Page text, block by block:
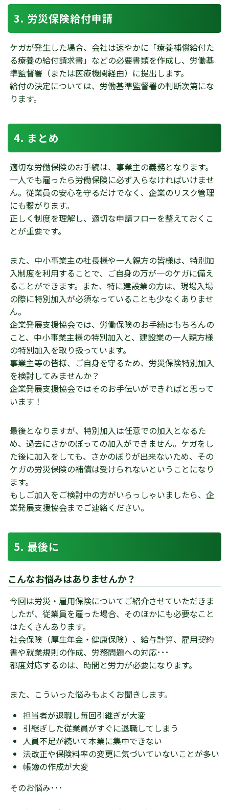
労災保険給付申請
ケガが発生した場合、会社は速やかに「療養補償給付た
る療養の給付請求書」などの必要書類を作成し、労働基
準監督署（または医療機関経由）に提出します。
給付の決定については、労働基準監督署の判断次第にな
ります。
まとめ
適切な労働保険のお手続は、事業主の義務となります。
一人でも雇ったら労働保険に必ず入らなければいけませ
ん。従業員の安心を守るだけでなく、企業のリスク管理
にも繋がります。
正しく制度を理解し、適切な申請フローを整えておくこ
とが重要です。
また、中小事業主の社長様や一人親方の皆様は、特別加
入制度を利用することで、ご自身の万が一のケガに備え
ることができます。また、特に建設業の方は、現場入場
の際に特別加入が必須なっていることも少なくありませ
ん。
企業発展支援協会では、労働保険のお手続はもちろんの
こと、中小事業主様の特別加入と、建設業の一人親方様
の特別加入を取り扱っています。
事業主等の皆様、ご自身を守るため、労災保険特別加入
を検討してみませんか？
企業発展支援協会ではそのお手伝いができればと思って
います！
最後となりますが、特別加入は任意での加入となるた
め、過去にさかのぼっての加入ができません。ケガをし
た後に加入をしても、さかのぼりが出来ないため、その
ケガの労災保険の補償は受けられないということになり
ます。
もしご加入をご検討中の方がいらっしゃいましたら、企
業発展支援協会までご連絡ください。
最後に
こんなお悩みはありませんか？
今回は労災・雇用保険についてご紹介させていただきま
したが、従業員を雇った場合、そのほかにも必要なこと
はたくさんあります。
社会保険（厚生年金・健康保険）、給与計算、雇用契約
書や就業規則の作成、労務問題への対応･･･
都度対応するのは、時間と労力が必要になります。
また、こういった悩みもよくお聞きします。
担当者が退職し毎回引継ぎが大変
引継ぎした従業員がすぐに退職してしまう
人員不足が続いて本業に集中できない
法改正や保険料率の変更に気づいていないことが多い
帳簿の作成が大変
そのお悩み･･･